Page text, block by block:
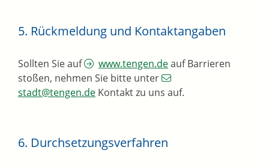
5. Rückmeldung und Kontaktangaben
Sollten Sie auf www.tengen.deauf Barrieren
stoßen, nehmen Sie bitte unter
stadt@tengen.de Kontakt zu uns auf.
6. Durchsetzungsverfahren